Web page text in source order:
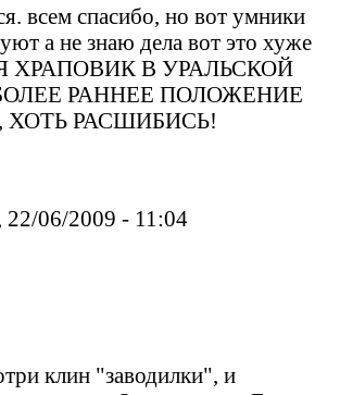
всем спасибо, но вот умники
а не знаю дела вот это хуже
ХРАПОВИК В УРАЛЬСКОЙ
РАННЕЕ ПОЛОЖЕНИЕ
ХОТЬ РАСШИБИСЬ!
06/2009 - 11:04
клин "заводилки", и